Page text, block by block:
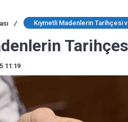
/ Kıymetli Madenlerin Tarihçesi
11:19